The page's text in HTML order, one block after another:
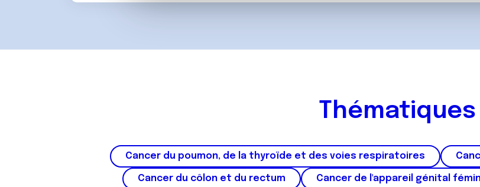
n
e
n
Thématiques
Cancer du poumon, de la thyroïde et des voies respiratoires
Cancer du côlon et du rectum Cancer de l'appareil génital